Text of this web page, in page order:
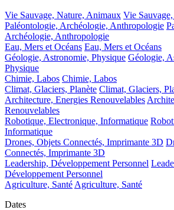
Vie Sauvage, Nature, Animaux Vie
Paléontologie, Archéologie, Anthropologie
Archéologie, Anthropologie
Eau, Mers et Océans Eau, Mers et Océans
Géologie, Astronomie, Physique Géologie,
Physique
Chimie, Labos Chimie, Labos
Climat, Glaciers, Planète Climat, Glaciers,
Architecture, Energies Renouvelables
Renouvelables
Robotique, Electronique, Informatique
Informatique
Drones, Objets Connectés, Imprimante 3D
Connectés, Imprimante 3D
Leadership, Développement Personnel
Développement Personnel
Agriculture, Santé Agriculture, Santé
Dates